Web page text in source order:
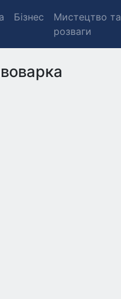
Бізнес
Мистецтво та
розваги